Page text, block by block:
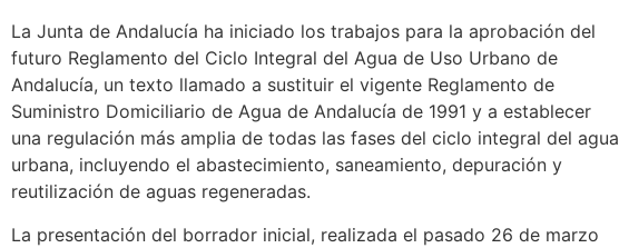
La Junta de Andalucía ha iniciado los trabajos para la aprobación del
futuro Reglamento del Ciclo Integral del Agua de Uso Urbano de
Andalucía, un texto llamado a sustituir el vigente Reglamento de
Suministro Domiciliario de Agua de Andalucía de 1991 y a establecer
una regulación más amplia de todas las fases del ciclo integral del agua
urbana, incluyendo el abastecimiento, saneamiento, depuración y
reutilización de aguas regeneradas.
La presentación del borrador inicial, realizada el pasado 26 de marzo